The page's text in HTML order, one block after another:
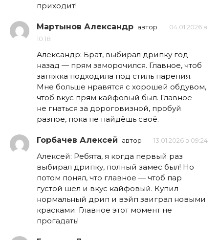
приходит!
Мартынов Александр автор
04.01.2026 в
10:18
Александр: Брат, выбирал дрипку год
назад — прям заморочился. Главное, чтоб
затяжка подходила под стиль парения.
Мне больше нравятся с хорошей обдувом,
чтоб вкус прям кайфовый был. Главное —
не гнаться за дороговизной, пробуй
разное, пока не найдёшь своё.
Горбачев Алексей автор 13.01.2026 в 09:24
Алексей: Ребята, я когда первый раз
выбирал дрипку, полный замес был! Но
потом понял, что главное — чтоб пар
густой шел и вкус кайфовый. Купил
нормальный дрип и вэйп заиграл новыми
красками. Главное этот момент не
прогадать!